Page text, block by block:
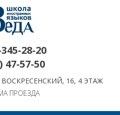
28-20
47-57-50
16, 4 ЭТАЖ
ПРОЕЗДА